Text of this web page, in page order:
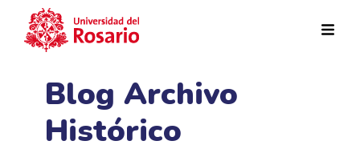
Blog Archivo
Histórico